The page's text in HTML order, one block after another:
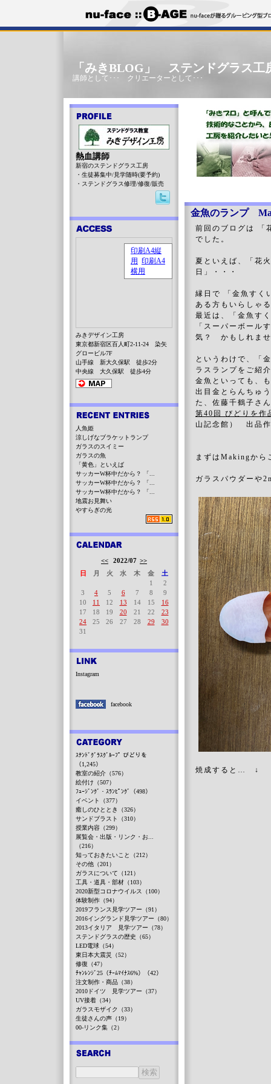
「みきBLOG」 ステンドグラス工
講師として･･･ クリエーターとして･･･
金魚のランプ
前回のブログは 「
でした。
夏といえば、「花
日」・・・
縁日で 「金魚す
ある方もいらしゃ
最近は、「金魚す
「スーパーボール
気？ かもしれま
というわけで、「
ラスランプをご紹
金魚といっても、
出目金とらんちゅ
た、佐藤千鶴子さ
第40回 びどりを作
山記念館） 出品
まずはMakingから
ガラスパウダーや
焼成すると… ↓
熱血講師
新宿のステンドグラス工房
・生徒募集中/見学随時(要予約)
・ステンドグラス修理/修復/販売
みきデザイン工房
東京都新宿区百人町2-11-24 染矢
グロービル7F
山手線 新大久保駅 徒歩2分
中央線 大久保駅 徒歩4分
人魚姫
涼しげなブラケットランプ
ガラスのスイミー
ガラスの魚
「黄色」といえば
サッカーW杯中だから？ 「...
サッカーW杯中だから？ 「...
サッカーW杯中だから？ 「...
地震お見舞い
やすらぎの光
<< 2022/07 >>
日
月 火 水 木 金
土
1
2
3
4 5 6 7 8
9
10
11 12 13 14 15
16
17
18 19 20 21 22
23
24
25 26 27 28 29
30
31
Instagram
facebook
ｽﾃﾝﾄﾞｸﾞﾗｽｸﾞﾙｰﾌﾟ びどりを
（1,245）
教室の紹介（576）
絵付け（507）
ﾌｭｰｼﾞﾝｸﾞ・ｽﾗﾝﾋﾟﾝｸﾞ（498）
イベント（377）
癒しのひととき（326）
サンドブラスト（310）
授業内容（299）
展覧会・出版・リンク・お...
（216）
知っておきたいこと（212）
その他（201）
ガラスについて（121）
工具・道具・部材（103）
2020新型コロナウイルス（100）
体験制作（94）
2019フランス見学ツアー（91）
2016イングランド見学ツアー（80）
2013イタリア 見学ツアー（78）
ステンドグラスの歴史（65）
LED電球（54）
東日本大震災（52）
修復（47）
ﾁｬﾝﾚﾝｼﾞ25（ﾁｰﾑﾏｲﾅｽ6%）（42）
注文制作・商品（38）
2010ドイツ 見学ツアー（37）
UV接着（34）
ガラスモザイク（33）
生徒さんの声（19）
00-リンク集（2）